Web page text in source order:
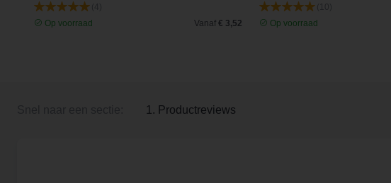
Op voorraad
Vanaf € 3,52
Op voorraad
1. Productreviews